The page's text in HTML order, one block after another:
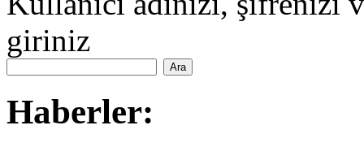
giriniz
Haberler: